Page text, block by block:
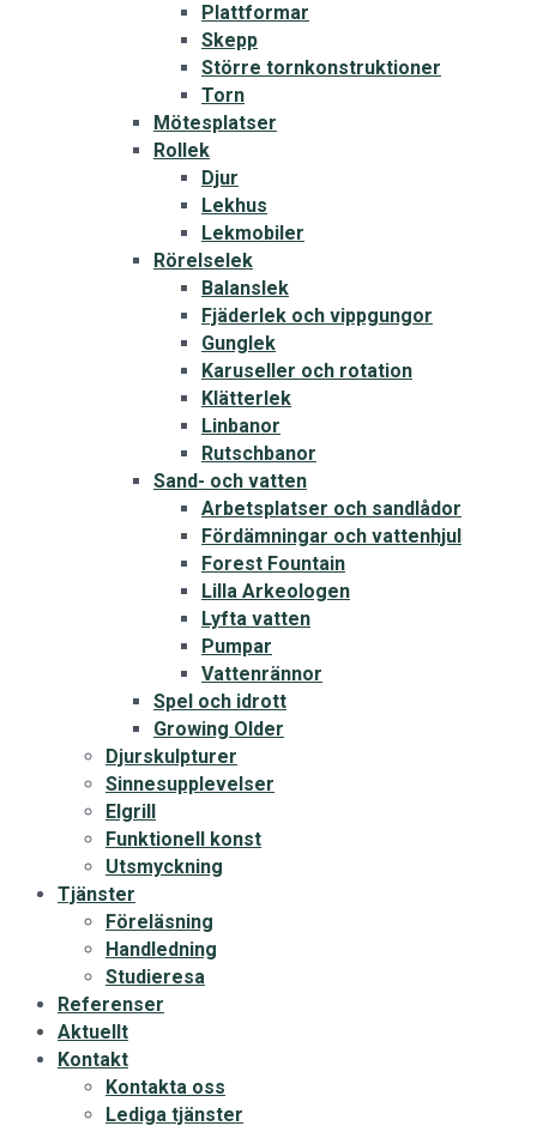
Plattformar
Skepp
Större tornkonstruktioner
Torn
Mötesplatser
Rollek
Djur
Lekhus
Lekmobiler
Rörelselek
Balanslek
Fjäderlek och vippgungor
Gunglek
Karuseller och rotation
Klätterlek
Linbanor
Rutschbanor
Sand- och vatten
Arbetsplatser och sandlådor
Fördämningar och vattenhjul
Forest Fountain
Lilla Arkeologen
Lyfta vatten
Pumpar
Vattenrännor
Spel och idrott
Growing Older
Djurskulpturer
Sinnesupplevelser
Elgrill
Funktionell konst
Utsmyckning
Tjänster
Föreläsning
Handledning
Studieresa
Referenser
Aktuellt
Kontakt
Kontakta oss
Lediga tjänster